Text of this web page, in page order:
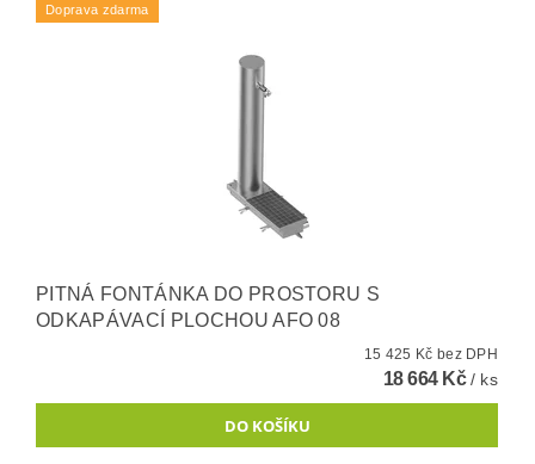
Doprava zdarma
PITNÁ FONTÁNKA DO PROSTORU S
ODKAPÁVACÍ PLOCHOU AFO 08
15 425 Kč bez DPH
18 664 Kč/ ks